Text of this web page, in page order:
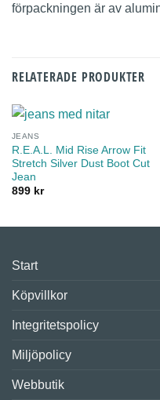
förpackningen är av
RELATERADE PRODUKTER
JEANS
R.E.A.L. Mid Rise Arrow Fit
Stretch Silver Dust Boot Cut
Jean
899 kr
Start
Köpvillkor
Integritetspolicy
Miljöpolicy
Webbutik